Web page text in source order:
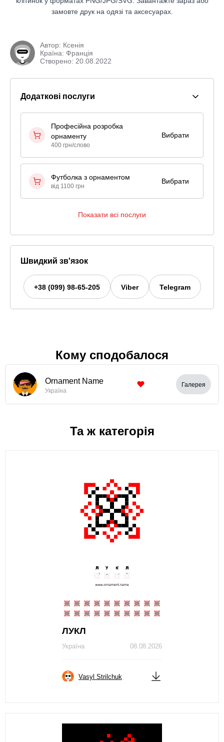
замовте друк на одязі та аксесуарах.
Автор: Ксенія
Країна: Франція
Створено: 20.08.2022
Додаткові послуги
Професійна розробка
орнаменту
400 грн/слово
Вибрати
Футболка з орнаментом
від 1100 грн
Вибрати
Показати всі послуги
Швидкий зв'язок
+38 (099) 98-65-205 Viber Telegram
Кому сподобалося
Ornament Name
Україна
Галерея
Та ж категорія
ЛУКЛ
08.08.2026
Україна
Vasyl Strilchuk